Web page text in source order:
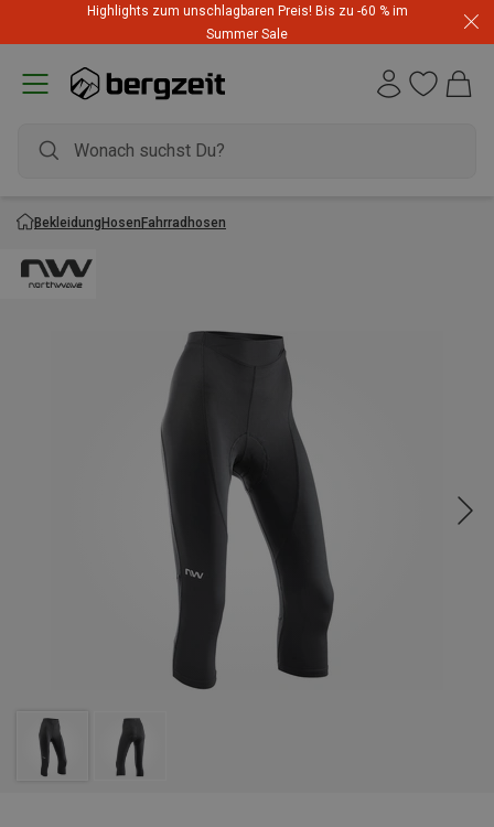
Highlights zum unschlagbaren Preis! Bis zu -60 % im
Summer Sale
BekleidungHosenFahrradhosen